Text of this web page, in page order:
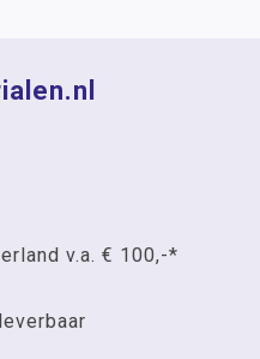
v.a. € 100,-*